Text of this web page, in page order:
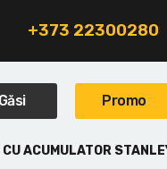
+373 22300280
Găsi Promo
ACUMULATOR